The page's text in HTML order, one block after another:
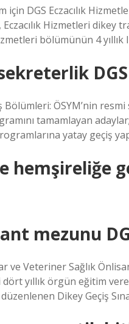
için DGS Eczacılık
Hizmetleri dikey
bölümünün 4
Bölümleri: ÖSYM’nin
tamamlayan
yatay geçiş
hemşireliğe
mezunu
ve Veteriner Sağlık
yıllık örgün eğitim
Dikey Geçiş